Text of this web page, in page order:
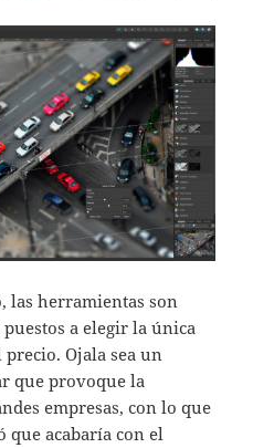
las herramientas son
a elegir la única
Ojala sea un
que provoque la
empresas, con lo que
acabaría con el